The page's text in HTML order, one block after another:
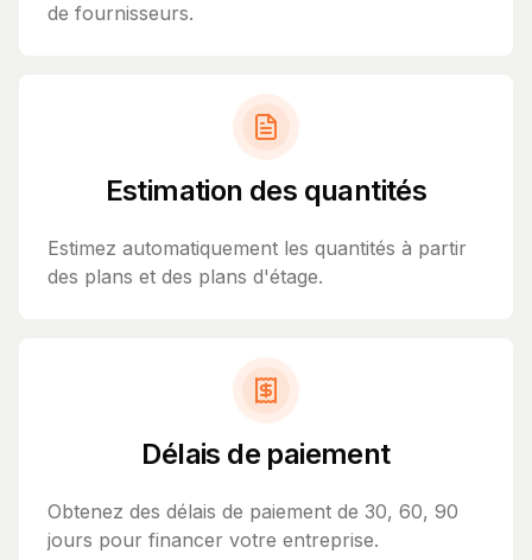
de fournisseurs.
Estimation des quantités
Estimez automatiquement les quantités à partir
des plans et des plans d'étage.
Délais de paiement
Obtenez des délais de paiement de 30, 60, 90
jours pour financer votre entreprise.